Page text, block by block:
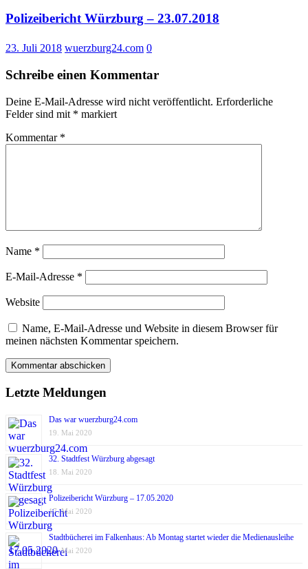
Polizeibericht Würzburg – 23.07.2018
23. Juli 2018 wuerzburg24.com 0
Schreibe einen Kommentar
Deine E-Mail-Adresse wird nicht veröffentlicht. Erforderliche
Felder sind mit * markiert
Kommentar *
Name *
E-Mail-Adresse *
Website
Name, E-Mail-Adresse und Website in diesem Browser für
meinen nächsten Kommentar speichern.
Letzte Meldungen
Das war wuerzburg24.com
19. Mai 2020
32. Stadtfest Würzburg abgesagt
18. Mai 2020
Polizeibericht Würzburg – 17.05.2020
17. Mai 2020
Stadtbücherei im Falkenhaus: Ab Montag startet wieder die Medienausleihe
17. Mai 2020